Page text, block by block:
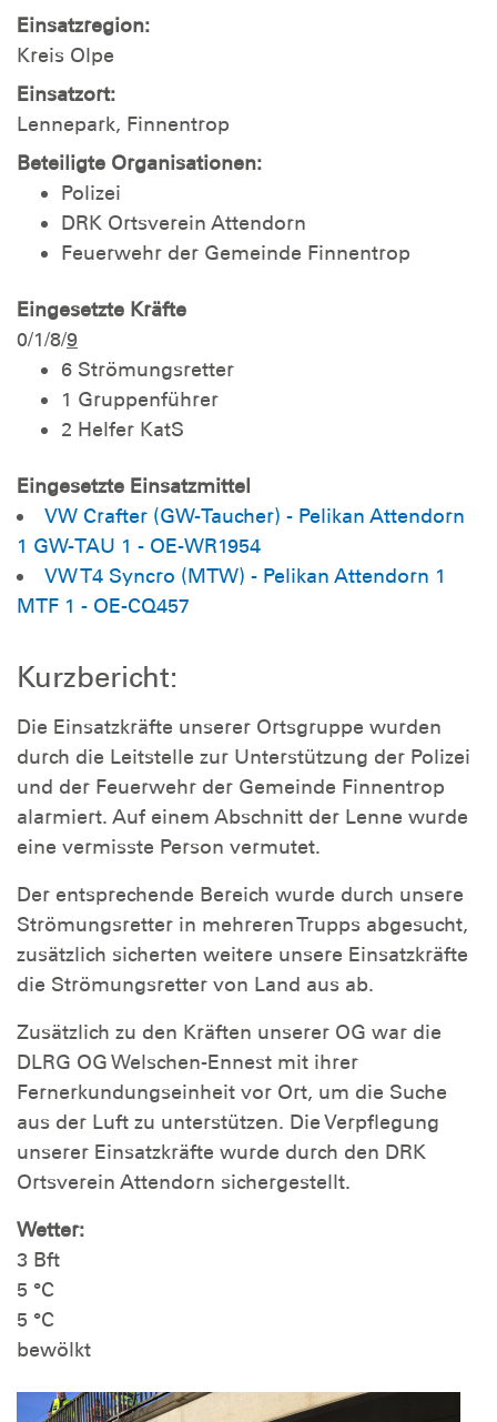
Einsatzregion:
Kreis Olpe
Einsatzort:
Lennepark, Finnentrop
Beteiligte Organisationen:
Polizei
DRK Ortsverein Attendorn
Feuerwehr der Gemeinde Finnentrop
Eingesetzte Kräfte
0/1/8/9
6 Strömungsretter
1 Gruppenführer
2 Helfer KatS
Eingesetzte Einsatzmittel
VW Crafter (GW-Taucher) - Pelikan Attendorn
1 GW-TAU 1 - OE-WR1954
VW T4 Syncro (MTW) - Pelikan Attendorn 1
MTF 1 - OE-CQ457
Kurzbericht:
Die Einsatzkräfte unserer Ortsgruppe wurden
durch die Leitstelle zur Unterstützung der Polizei
und der Feuerwehr der Gemeinde Finnentrop
alarmiert. Auf einem Abschnitt der Lenne wurde
eine vermisste Person vermutet.
Der entsprechende Bereich wurde durch unsere
Strömungsretter in mehreren Trupps abgesucht,
zusätzlich sicherten weitere unsere Einsatzkräfte
die Strömungsretter von Land aus ab.
Zusätzlich zu den Kräften unserer OG war die
DLRG OG Welschen-Ennest mit ihrer
Fernerkundungseinheit vor Ort, um die Suche
aus der Luft zu unterstützen. Die Verpflegung
unserer Einsatzkräfte wurde durch den DRK
Ortsverein Attendorn sichergestellt.
Wetter:
3 Bft
5 °C
5 °C
bewölkt